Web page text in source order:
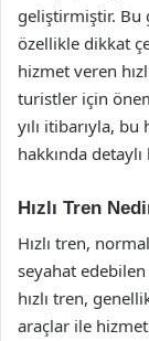
geliştirmiştir. Bu
özellikle dikkat
hizmet veren
turistler için
yılı itibarıyla, bu
hakkında
Hızlı Tren
Hızlı tren,
seyahat edebilen
hızlı tren,
araçlar ile hizmet